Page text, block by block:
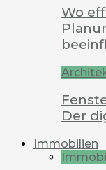
Wo
Der
Immobilien